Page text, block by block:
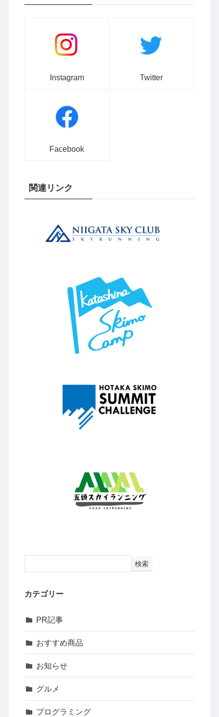
Instagram Twitter
Facebook
関連リンク
検索
カテゴリー
PR記事
おすすめ商品
お知らせ
グルメ
プログラミング